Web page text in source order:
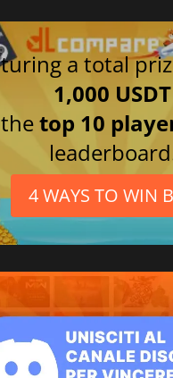
a total
1,000 USDT
top 10
4 WAYS TO WIN